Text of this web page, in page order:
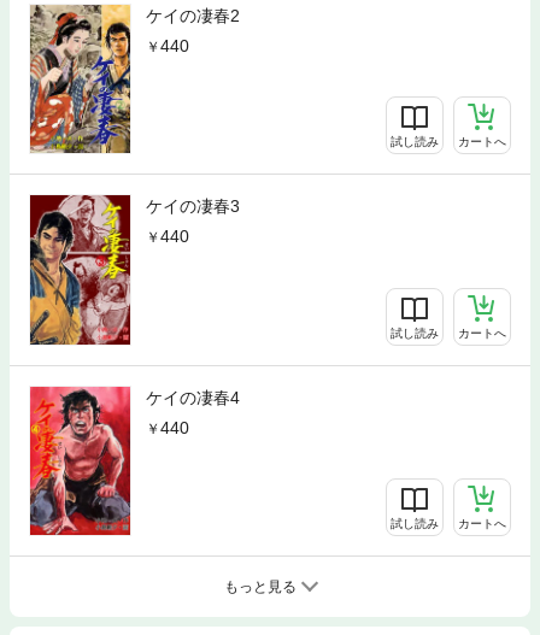
ケイの凄春2
440
試し読み カートへ
ケイの凄春3
440
試し読み カートへ
ケイの凄春4
440
試し読み カートへ
もっと見る